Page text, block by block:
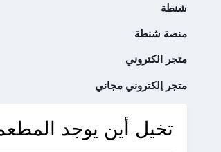
شنطة
منصة شنطة
متجر الكتروني
متجر إلكتروني مجاني
تخيل أين يوجد